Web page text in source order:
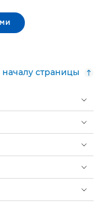
началу страницы